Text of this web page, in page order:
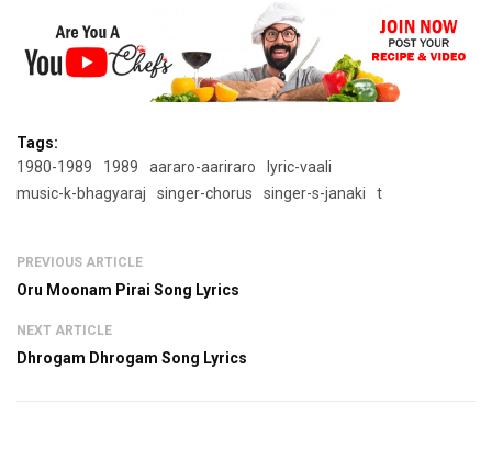
Tags:
1980-1989
1989 aararo-aariraro
lyric-vaali
music-k-bhagyaraj
singer-chorus singer-s-janaki t
PREVIOUS ARTICLE
Oru Moonam Pirai Song Lyrics
NEXT ARTICLE
Dhrogam Dhrogam Song Lyrics